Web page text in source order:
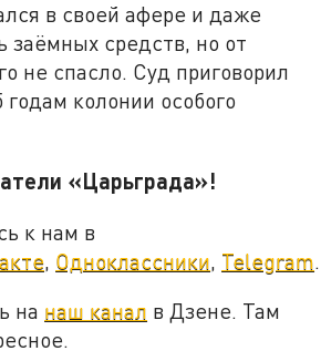
в своей афере и даже
заёмных средств, но от
не спасло. Суд приговорил
колонии особого
«Царьграда»!
к нам в
Одноклассники Telegram
на наш канал в Дзене. Там